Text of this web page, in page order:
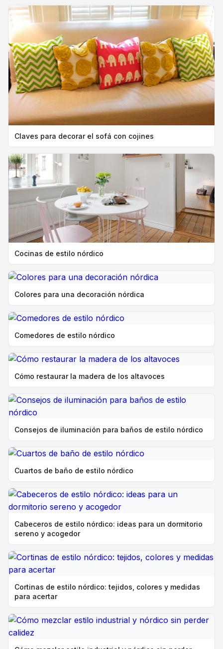
Claves para decorar el sofá con cojines
Cocinas de estilo nórdico
Colores para una decoración nórdica
Comedores de estilo nórdico
Cómo restaurar la madera de los altavoces
Consejos de iluminación para baños de estilo nórdico
Cuartos de baño de estilo nórdico
Cabeceros de estilo nórdico: ideas para un dormitorio
sereno y acogedor
Cortinas de estilo nórdico: tejidos, colores y medidas
para acertar